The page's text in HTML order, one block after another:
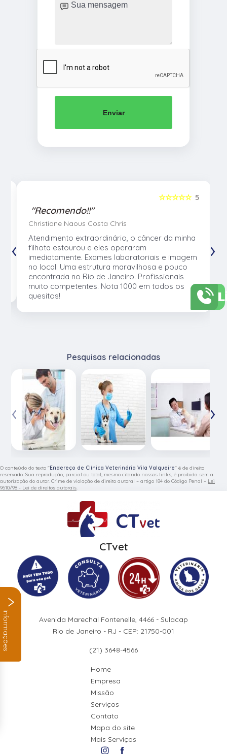
Enviar
5
☆☆☆☆☆
"Recomendo!!"
Christiane Naous Costa Chris
Atendimento extraordinário, o câncer da minha
filhota estourou e eles operaram
imediatamente. Exames laboratoriais e imagem
no local. Uma estrutura maravilhosa e pouco
encontrada no Rio de Janeiro. Profissionais
muito competentes. Nota 1000 em todos os
quesitos!
‹ ›
Pesquisas relacionadas
‹ ›
O conteúdo do texto "Endereço de Clínica Veterinária Vila Valqueire" é de direito
reservado. Sua reprodução, parcial ou total, mesmo citando nossos links, é proibida sem a
autorização do autor. Crime de violação de direito autoral – artigo 184 do Código Penal – Lei
9610/98 - Lei de direitos autorais.
CTvet
Avenida Marechal Fontenelle, 4466 - Sulacap
Rio de Janeiro - RJ - CEP: 21750-001
(21) 3648-4566
Home
Empresa
Missão
Serviços
Contato
Mapa do site
Mais Serviços
Informações